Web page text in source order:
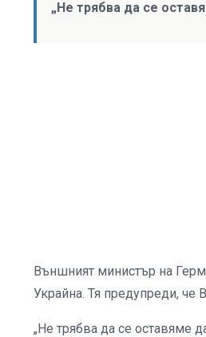
„Не трябва да се
Външният министър на
Украйна. Тя предупреди, че
„Не трябва да се оставяме